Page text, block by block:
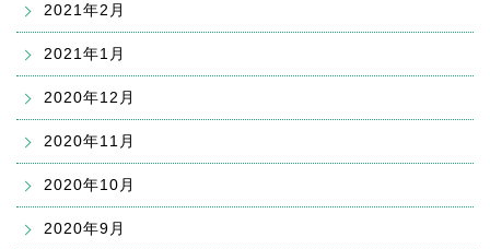
2021年2月
2021年1月
2020年12月
2020年11月
2020年10月
2020年9月